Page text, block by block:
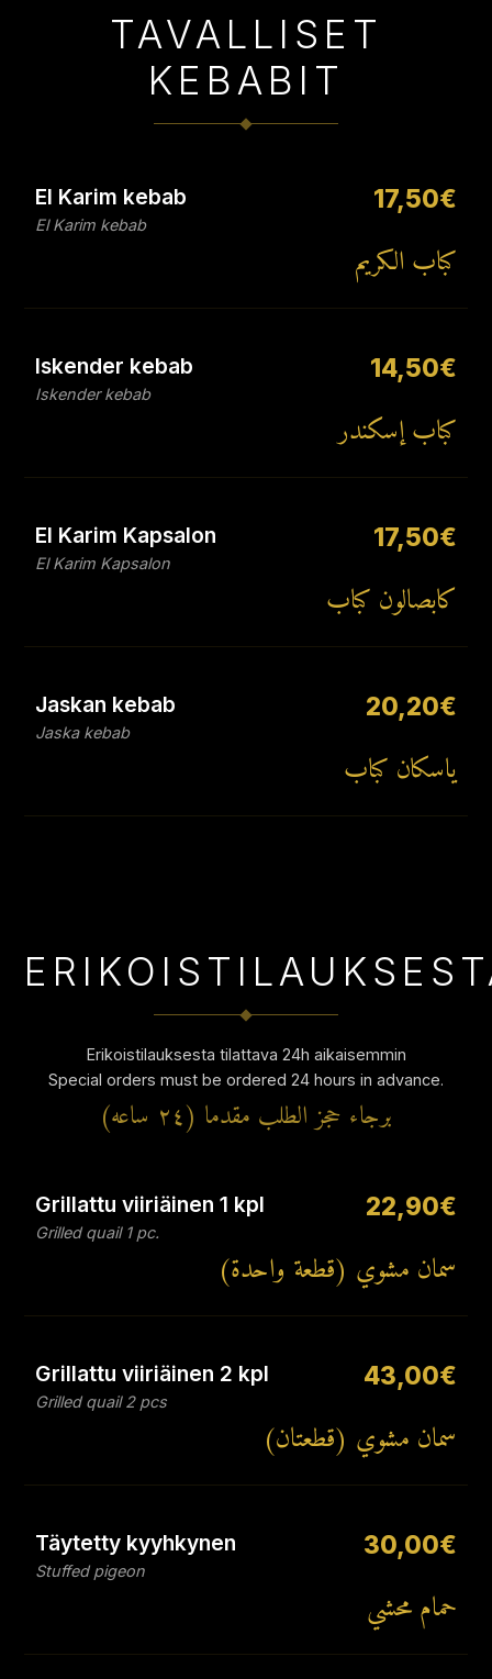
TAVALLISET
KEBABIT
El Karim kebab
El Karim kebab
17,50€
كباب الكريم
Iskender kebab
Iskender kebab
14,50€
كباب إسكندر
El Karim Kapsalon
El Karim Kapsalon
17,50€
كابصالون كباب
Jaskan kebab
Jaska kebab
20,20€
ياسكان كباب
Erikoistilauksesta tilattava 24h aikaisemmin
Special orders must be ordered 24 hours in advance.
برجاء حجز الطلب مقدما (٢٤ ساعه)
Grillattu viiriäinen 1 kpl
Grilled quail 1 pc.
22,90€
سمان مشوي (قطعة واحدة)
Grillattu viiriäinen 2 kpl
Grilled quail 2 pcs
43,00€
سمان مشوي (قطعتان)
Täytetty kyyhkynen
Stuffed pigeon
30,00€
حمام محشي